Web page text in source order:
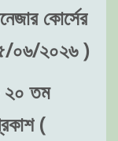
কোর্সের
০৬/২০২৬ )
২০ তম
(